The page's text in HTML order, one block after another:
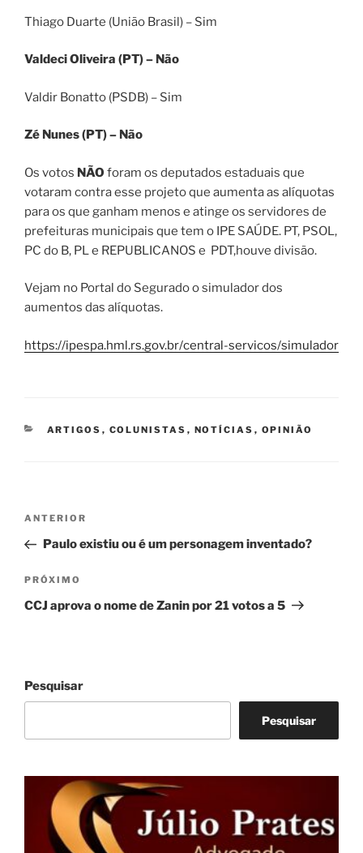
Thiago Duarte (União Brasil) – Sim
Valdeci Oliveira (PT) – Não
Valdir Bonatto (PSDB) – Sim
Zé Nunes (PT) – Não
Os votos NÃO foram os deputados estaduais que
votaram contra esse projeto que aumenta as alíquotas
para os que ganham menos e atinge os servidores de
prefeituras municipais que tem o IPE SAÚDE. PT, PSOL,
PC do B, PL e REPUBLICANOS e PDT,houve divisão.
Vejam no Portal do Segurado o simulador dos
aumentos das alíquotas.
https://ipespa.hml.rs.gov.br/central-servicos/simulador
CATEGORIAS
ARTIGOS , COLUNISTAS , NOTÍCIAS , OPINIÃO
Navegação
Post
Post
anterior
ANTERIOR
Paulo existiu ou é um personagem inventado?
Próximo
post
PRÓXIMO
CCJ aprova o nome de Zanin por 21 votos a 5
Pesquisar
Pesquisar